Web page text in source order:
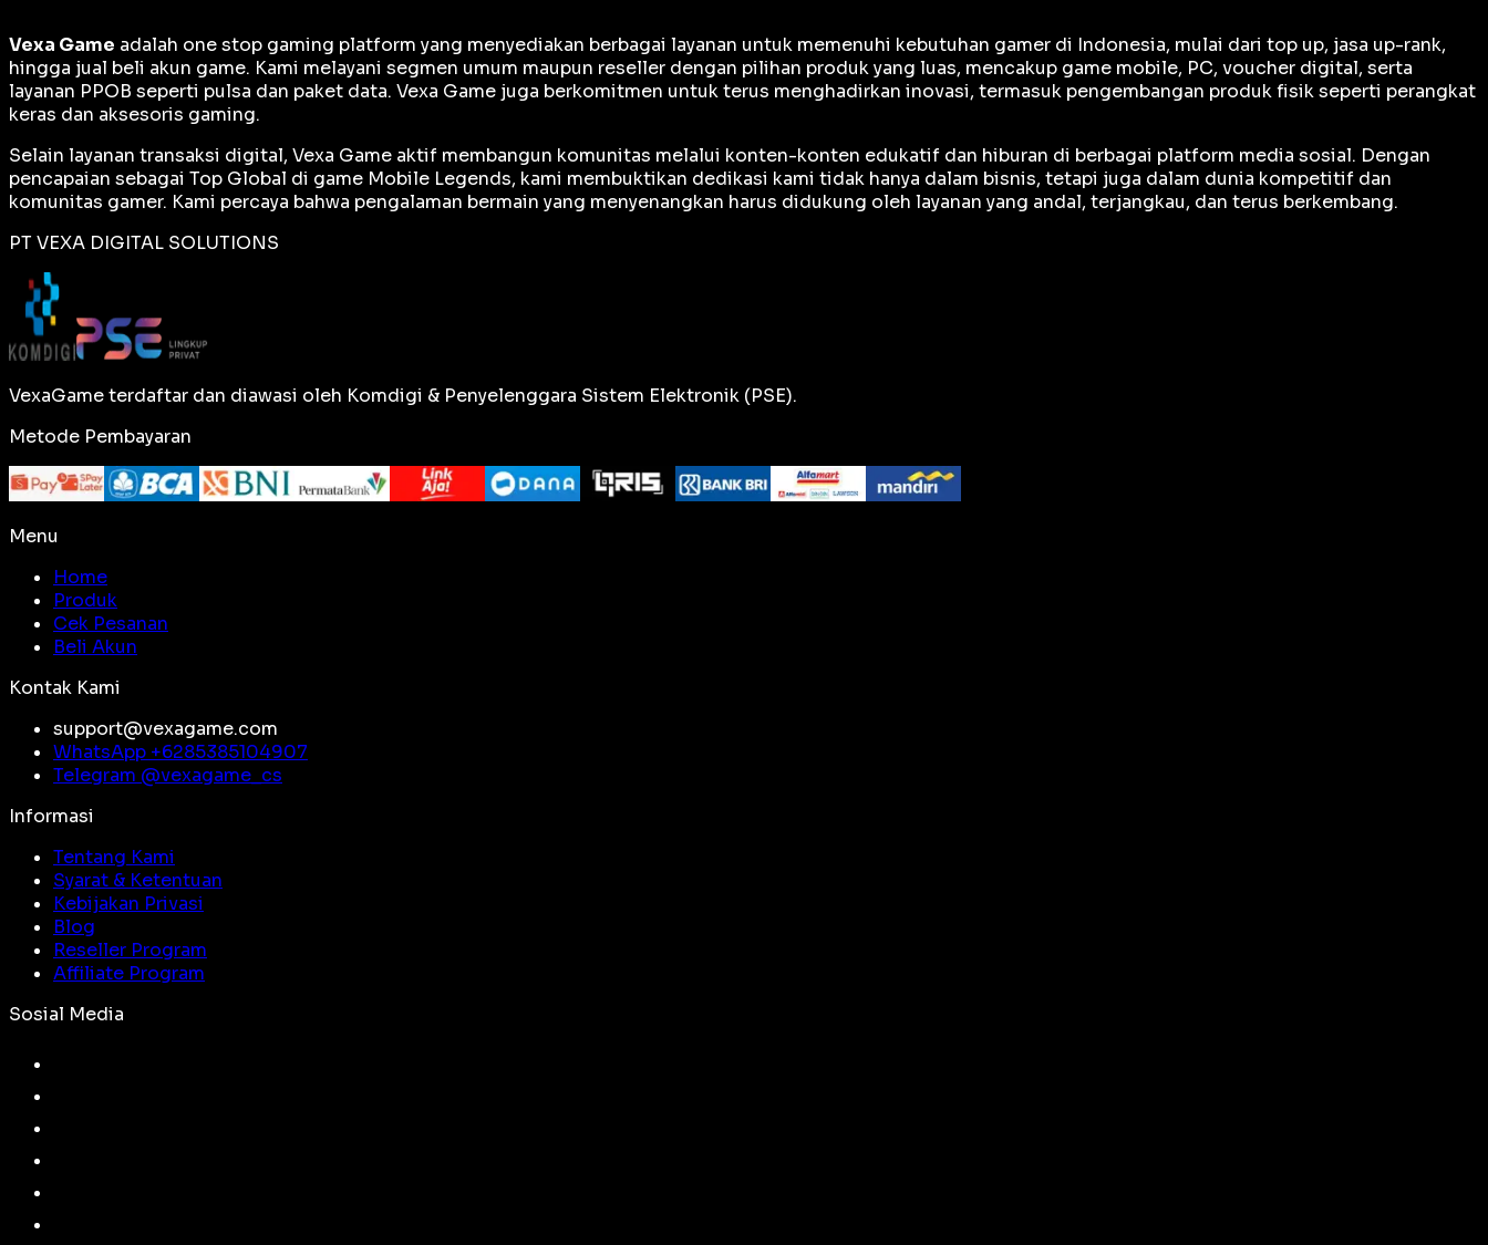
Vexa Game adalah one stop gaming platform yang menyediakan berbagai layanan untuk memenuhi kebutuhan gamer di Indonesia, mulai dari top up, jasa up-rank,
hingga jual beli akun game. Kami melayani segmen umum maupun reseller dengan pilihan produk yang luas, mencakup game mobile, PC, voucher digital, serta
layanan PPOB seperti pulsa dan paket data. Vexa Game juga berkomitmen untuk terus menghadirkan inovasi, termasuk pengembangan produk fisik seperti perangkat
keras dan aksesoris gaming.
Selain layanan transaksi digital, Vexa Game aktif membangun komunitas melalui konten-konten edukatif dan hiburan di berbagai platform media sosial. Dengan
pencapaian sebagai Top Global di game Mobile Legends, kami membuktikan dedikasi kami tidak hanya dalam bisnis, tetapi juga dalam dunia kompetitif dan
komunitas gamer. Kami percaya bahwa pengalaman bermain yang menyenangkan harus didukung oleh layanan yang andal, terjangkau, dan terus berkembang.
PT VEXA DIGITAL SOLUTIONS
VexaGame terdaftar dan diawasi oleh Komdigi & Penyelenggara Sistem Elektronik (PSE).
Metode Pembayaran
Menu
Home
Produk
Cek Pesanan
Beli Akun
Kontak Kami
support@vexagame.com
WhatsApp +6285385104907
Telegram @vexagame_cs
Informasi
Tentang Kami
Syarat & Ketentuan
Kebijakan Privasi
Blog
Reseller Program
Affiliate Program
Sosial Media